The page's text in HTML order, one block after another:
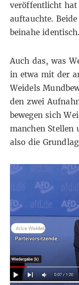
veröffentlicht hat
auftauchte.
beinahe identisch.
Auch das, was
in etwa mit der
Weidels
den zwei
bewegen sich
manchen Stellen
also die